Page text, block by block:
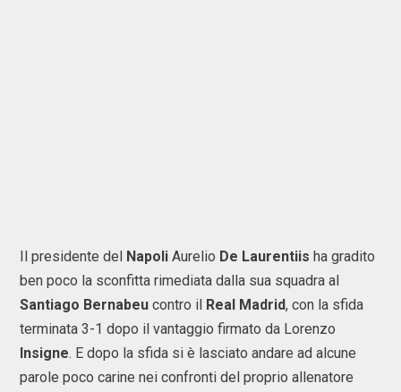
Il presidente del Napoli Aurelio De Laurentiis ha gradito
ben poco la sconfitta rimediata dalla sua squadra al
Santiago Bernabeu contro il Real Madrid, con la sfida
terminata 3-1 dopo il vantaggio firmato da Lorenzo
Insigne. E dopo la sfida si è lasciato andare ad alcune
parole poco carine nei confronti del proprio allenatore